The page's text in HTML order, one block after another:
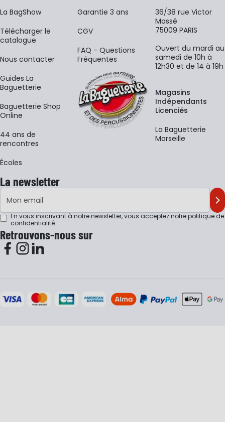
La BagShow
​Télécharger le
catalogue
Nous contacter
Guides La
Baguetterie
Baguetterie Shop
Online
44 ans de
rencontres
Écoles
Garantie 3 ans
CGV
FAQ - Questions
Fréquentes
36/38 rue Victor
Massé
75009 PARIS
Ouvert du mardi au
samedi de 10h à
12h30 et de 14 à 19h
Magasins
Indépendants
Licenciés
La Baguetterie
Marseille
La newsletter
Adresse e-mail
En vous inscrivant à notre newsletter, vous acceptez notrepolitique de
confidentialité.
Retrouvons-nous sur